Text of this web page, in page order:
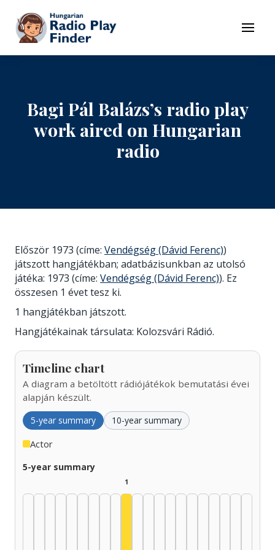
To contents
Menu
Bagi Pál Balázs’s radio play
work aired on Hungarian
radio
Először 1973 (címe: Vendégség (Dávid Ferenc))
játszott hangjátékban; adatbázisunkban az utolsó
játéka: 1973 (címe: Vendégség (Dávid Ferenc)). Ez
összesen 1 évet tesz ki.
1 hangjátékban játszott.
Hangjátékainak társulata: Kolozsvári Rádió.
Timeline chart
A diagram a betöltött rádiójátékok bemutatási évei
alapján készült.
5-year summary 10-year summary
Actor
5-year summary
1